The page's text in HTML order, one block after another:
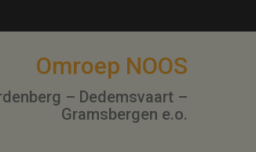
Omroep NOOS
– Dedemsvaart –
Gramsbergen e.o.